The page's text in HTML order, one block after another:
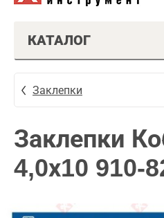
КАТАЛОГ
Заклепки
Заклепки
4,0х10 910-